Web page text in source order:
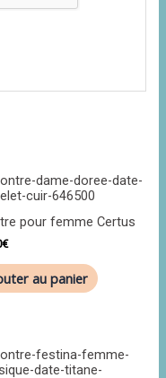
pour femme Certus
€
au panier